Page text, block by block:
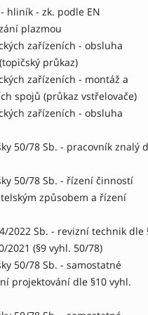
hliník - zk. podle EN
plazmou
zařízeních - obsluha
průkaz)
zařízeních - montáž a
spojů (průkaz vstřelovače)
zařízeních - obsluha
50/78 Sb. - pracovník znalý
50/78 Sb. - řízení činností
způsobem a řízení
2022 Sb. - revizní technik dle
2021 (§9 vyhl. 50/78)
50/78 Sb. - samostatné
projektování dle §10 vyhl.